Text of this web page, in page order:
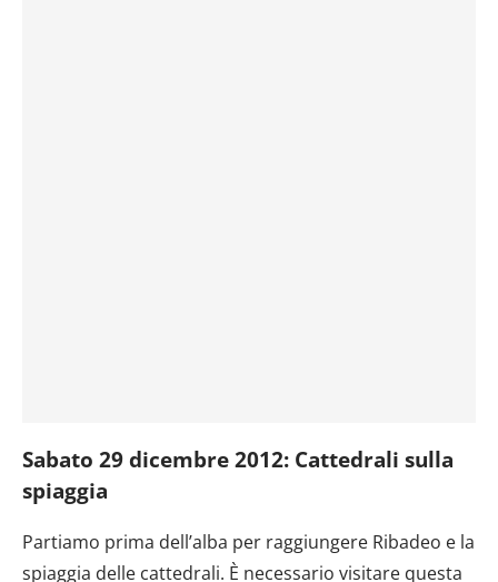
Sabato 29 dicembre 2012: Cattedrali sulla
spiaggia
Partiamo prima dell’alba per raggiungere Ribadeo e la
spiaggia delle cattedrali. È necessario visitare questa